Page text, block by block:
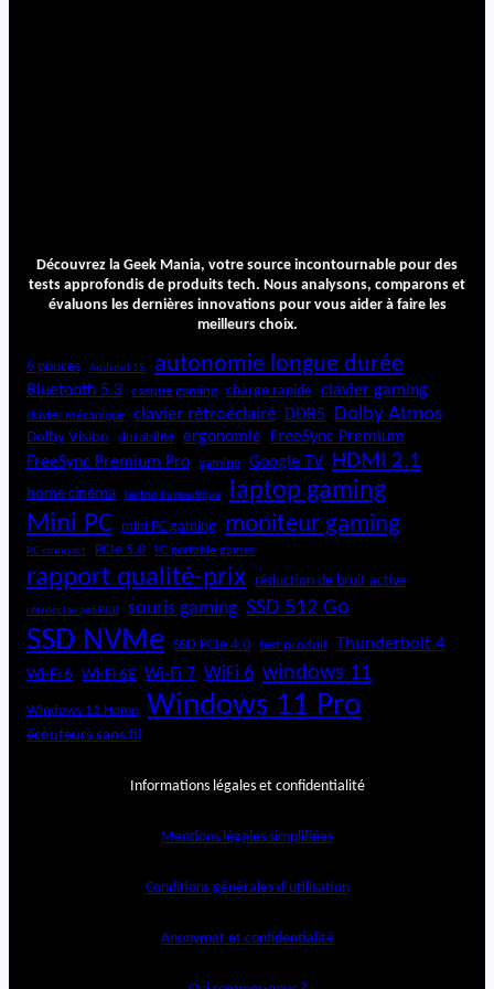
Découvrez la Geek Mania, votre source incontournable pour des
tests approfondis de produits tech. Nous analysons, comparons et
évaluons les dernières innovations pour vous aider à faire les
meilleurs choix.
6 pouces Android 15 autonomie longue durée
Bluetooth 5.3 casque gaming charge rapide clavier gaming
clavier mécanique clavier rétroéclairé DDR5 Dolby Atmos
Dolby Vision durabilité ergonomie
FreeSync Premium
FreeSync Premium Pro
gaming Google TV HDMI 2.1
home cinéma laptop bureautique laptop gaming
Mini PC mini PC gaming moniteur gaming
PC compact PCIe 5.0 PC portable gamer
rapport qualité-prix réduction de bruit active
rétroéclairage RGB souris gaming SSD 512 Go
SSD NVMe SSD PCIe 4.0 test produit Thunderbolt 4
Wi-Fi 6 Wi-Fi 6E Wi-Fi 7 WiFi 6 windows 11
Windows 11 Home Windows 11 Pro
écouteurs sans fil
Informations légales et confidentialité
Mentions légales simplifiées
Conditions générales d’utilisation
Anonymat et confidentialité